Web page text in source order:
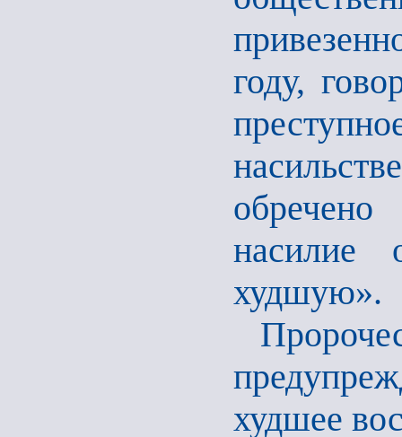
году,
насилие
худшую».
худшее